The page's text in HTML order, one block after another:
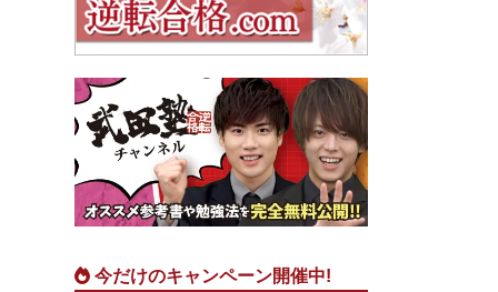
今だけのキャンペーン開催中!